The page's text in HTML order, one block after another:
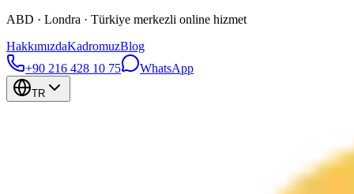
ABD · Londra · Türkiye merkezli online hizmet
HakkımızdaKadromuzBlog
+90 216 428 10 75
WhatsApp
TR